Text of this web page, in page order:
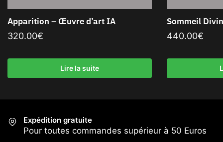
Apparition – Œuvre d’art IA
320.00€
Lire la suite
Sommeil
440.00€
Expédition gratuite
Pour toutes commandes supérieur à 50 Euros